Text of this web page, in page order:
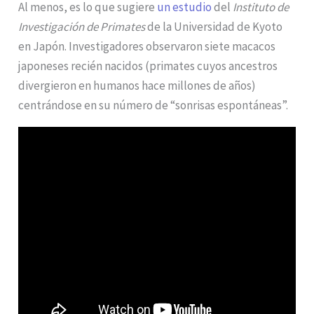
Al menos, es lo que sugiere un estudiodel Instituto de
Investigación de Primatesde la Universidad de Kyoto
en Japón. Investigadores observaron siete macacos
japoneses recién nacidos (primates cuyos ancestros
divergieron en humanos hace millones de años)
centrándose en su número de “sonrisas espontáneas”.